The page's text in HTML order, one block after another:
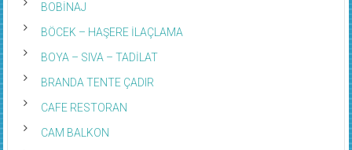
BOBİNAJ
BÖCEK – HAŞERE İLAÇLAMA
BOYA – SIVA – TADİLAT
BRANDA TENTE ÇADIR
CAFE RESTORAN
CAM BALKON